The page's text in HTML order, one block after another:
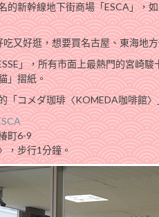
的新幹線地下街商場「ESCA」，
又好逛，想要買名古屋、東海地
」，所有市面上最熱門的宮崎
」摺紙。
「コメダ珈琲〈KOMEDA咖啡館
町6-9
，步行1分鐘。